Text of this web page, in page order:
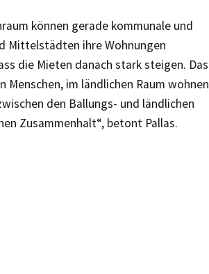
können gerade kommunale und
Mittelstädten ihre Wohnungen
die Mieten danach stark steigen. Das
im ländlichen Raum wohnen
den Ballungs- und ländlichen
Zusammenhalt“, betont Pallas.